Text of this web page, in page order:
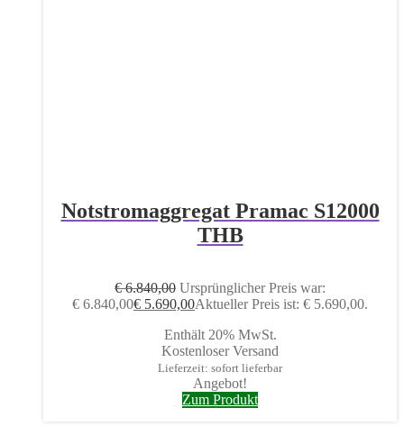
Notstromaggregat Pramac S12000
THB
€6.840,00 Ursprünglicher Preis war:
€ 6.840,00€ 5.690,00Aktueller Preis ist: € 5.690,00.
Enthält 20% MwSt.
Kostenloser Versand
Lieferzeit: sofort lieferbar
Angebot!
Zum Produkt